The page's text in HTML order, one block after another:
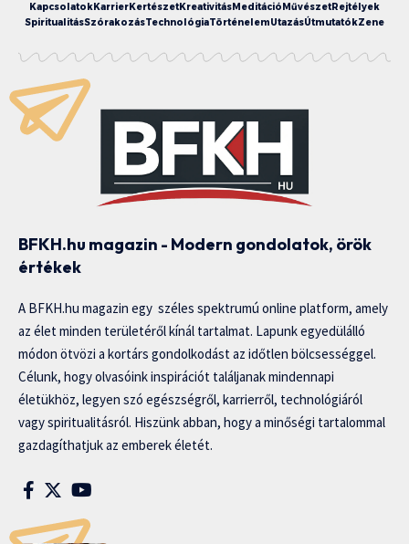
KapcsolatokKarrierKertészetKreativitásMeditáció MűvészetRejtélyek
SpiritualitásSzórakozásTechnológiaTörténelemUtazásÚtmutatókZene
BFKH.hu magazin - Modern gondolatok, örök
értékek
A BFKH.hu magazin egy széles spektrumú online platform, amely
az élet minden területéről kínál tartalmat. Lapunk egyedülálló
módon ötvözi a kortárs gondolkodást az időtlen bölcsességgel.
Célunk, hogy olvasóink inspirációt találjanak mindennapi
életükhöz, legyen szó egészségről, karrierről, technológiáról
vagy spiritualitásról. Hiszünk abban, hogy a minőségi tartalommal
gazdagíthatjuk az emberek életét.